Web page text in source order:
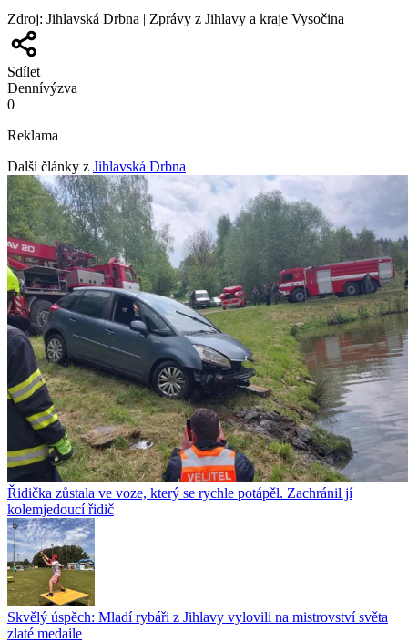
Zdroj: Jihlavská Drbna | Zprávy z Jihlavy a kraje Vysočina
Sdílet
Dennívýzva
0
Reklama
Další články z Jihlavská Drbna
Řidička zůstala ve voze, který se rychle potápěl. Zachránil jí
kolemjedoucí řidič
Skvělý úspěch: Mladí rybáři z Jihlavy vylovili na mistrovství světa
zlaté medaile